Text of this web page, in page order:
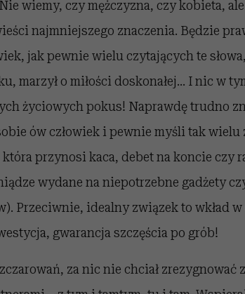
wiemy, czy mężczyzna, czy kobieta,
najmniejszego znaczenia. Będzie
jak pewnie wielu czytających te
marzył o miłości doskonałej... I nic w
życiowych pokus! Naprawdę trudno
ów człowiek i pewnie myśli tak wielu
przynosi kaca, debet na koncie czy
wydane na niepotrzebne gadżety
Przeciwnie, idealny związek to wkład
gwarancja szczęścia po grób!
za nic nie chciał zrezygnować